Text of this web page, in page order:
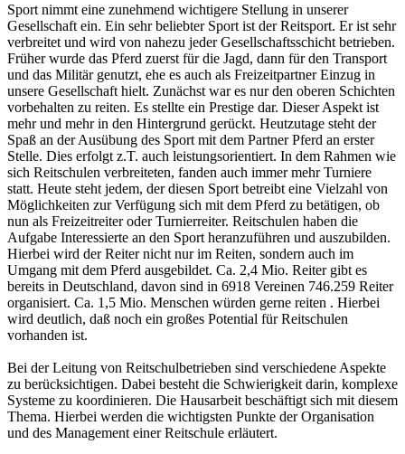
Sport nimmt eine zunehmend wichtigere Stellung in unserer
Gesellschaft ein. Ein sehr beliebter Sport ist der Reitsport. Er ist sehr
verbreitet und wird von nahezu jeder Gesellschaftsschicht betrieben.
Früher wurde das Pferd zuerst für die Jagd, dann für den Transport
und das Militär genutzt, ehe es auch als Freizeitpartner Einzug in
unsere Gesellschaft hielt. Zunächst war es nur den oberen Schichten
vorbehalten zu reiten. Es stellte ein Prestige dar. Dieser Aspekt ist
mehr und mehr in den Hintergrund gerückt. Heutzutage steht der
Spaß an der Ausübung des Sport mit dem Partner Pferd an erster
Stelle. Dies erfolgt z.T. auch leistungsorientiert. In dem Rahmen wie
sich Reitschulen verbreiteten, fanden auch immer mehr Turniere
statt. Heute steht jedem, der diesen Sport betreibt eine Vielzahl von
Möglichkeiten zur Verfügung sich mit dem Pferd zu betätigen, ob
nun als Freizeitreiter oder Turnierreiter. Reitschulen haben die
Aufgabe Interessierte an den Sport heranzuführen und auszubilden.
Hierbei wird der Reiter nicht nur im Reiten, sondern auch im
Umgang mit dem Pferd ausgebildet. Ca. 2,4 Mio. Reiter gibt es
bereits in Deutschland, davon sind in 6918 Vereinen 746.259 Reiter
organisiert. Ca. 1,5 Mio. Menschen würden gerne reiten . Hierbei
wird deutlich, daß noch ein großes Potential für Reitschulen
vorhanden ist.
Bei der Leitung von Reitschulbetrieben sind verschiedene Aspekte
zu berücksichtigen. Dabei besteht die Schwierigkeit darin, komplexe
Systeme zu koordinieren. Die Hausarbeit beschäftigt sich mit diesem
Thema. Hierbei werden die wichtigsten Punkte der Organisation
und des Management einer Reitschule erläutert.